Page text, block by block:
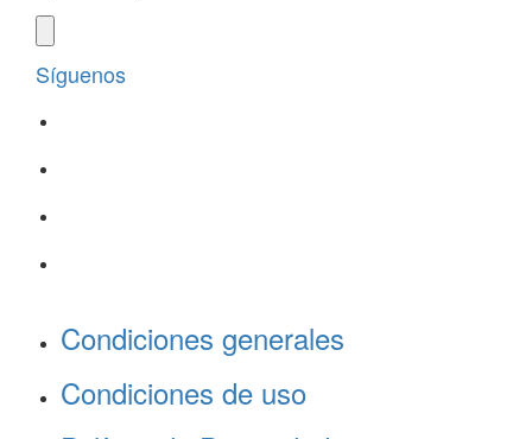
Síguenos
Condiciones generales
Condiciones de uso